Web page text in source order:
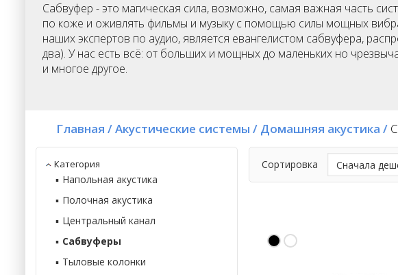
Сабвуфер - это магическая сила, возможно, самая важная часть
по коже и оживлять фильмы и музыку с помощью силы мощных
наших экспертов по аудио, является евангелистом сабвуфера,
два). У нас есть всё: от больших и мощных до маленьких но
и многое другое.
Главная /Акустические системы / Домашняя акустика /
Категория
Напольная акустика
Полочная акустика
Центральный канал
Сабвуферы
Тыловые колонки
Сортировка